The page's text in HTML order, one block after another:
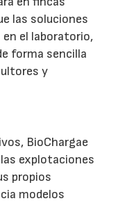
las soluciones
en el laboratorio,
forma sencilla
y
BioChargae
explotaciones
propios
modelos